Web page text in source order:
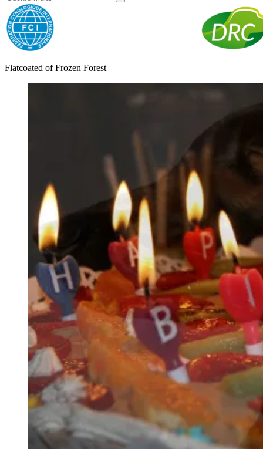
Search
Forest
Flatcoated of Frozen Forest